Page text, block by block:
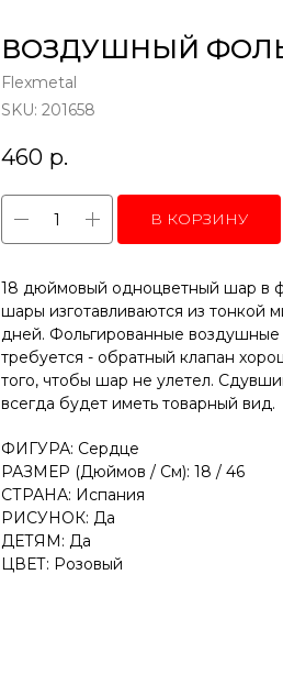
ВОЗДУШНЫЙ
Flexmetal
SKU: 201658
460 р.
В КОРЗИНУ
18 дюймовый одноцветный шар в
шары изготавливаются из тонкой
дней. Фольгированные
требуется - обратный клапан
того, чтобы шар не улетел.
всегда будет иметь товарный вид.
ФИГУРА: Сердце
РАЗМЕР (Дюймов / См): 18 / 46
СТРАНА: Испания
РИСУНОК: Да
ДЕТЯМ: Да
ЦВЕТ: Розовый